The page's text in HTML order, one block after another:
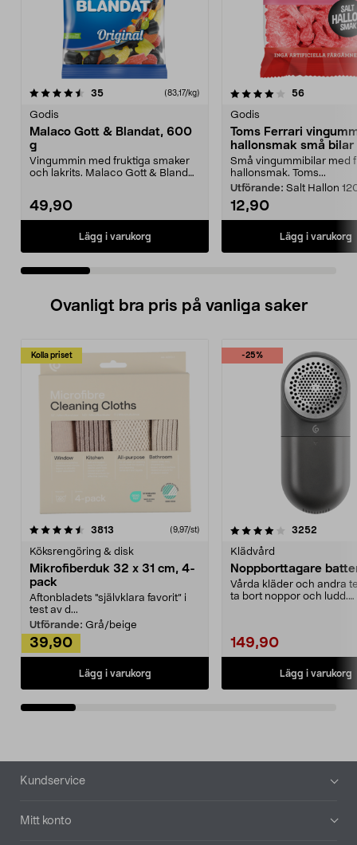
35recensioner (83,17/kg)
Godis
Malaco Gott & Blandat, 600
g
Vingummin med fruktiga smaker
och lakrits. Malaco Gott & Blandat
49,90
Lägg i varukorg
4.0 av 5 stjärnor 56recensioner
Godis
Toms Ferrari
hallonsmak små bilar
Små vingummibilar med
hallonsmak. Toms...
Utförande: Salt Hallon
12,90
Lägg i varukorg
0.0 av 5 stjärnor
Ovanligt bra pris på vanliga saker
Kolla priset
3813 (9,97/st)
Köksrengöring & disk
Mikrofiberduk 32 x 31 cm, 4-
pack
Aftonbladets "självklara favorit” i
test av d...
Utförande: Grå/beige
39,90
Lägg i varukorg
-25%
4.0av 5 stjärnor 3252
Klädvård
Noppborttagare
Vårda kläder och andra
ta bort noppor och ludd.
149,90
Lägg i varukorg
4.5av 5 stjärnor
Sidfot
Kundservice
Mitt konto